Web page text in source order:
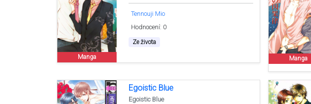
Manga
Tennouji Mio
Hodnocení: 0
Ze života
Manga
Egoistic Blue
Egoistic Blue